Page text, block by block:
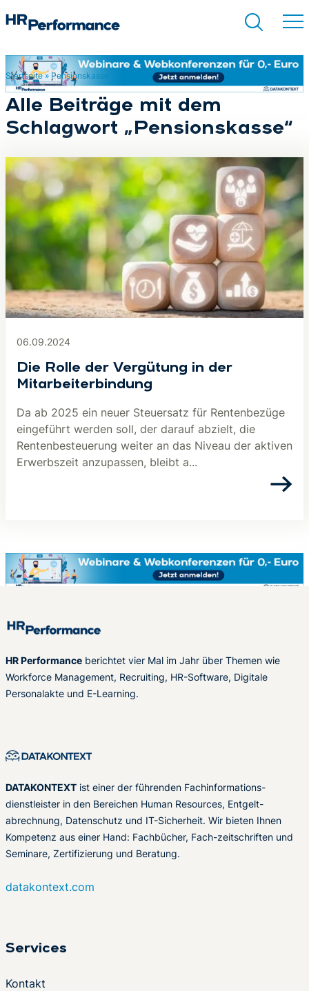
Suchen
Startseite» Pensionskasse
Alle Beiträge mit dem
Schlagwort „Pensionskasse“
06.09.2024
Die Rolle der Vergütung in der
Mitarbeiterbindung
Da ab 2025 ein neuer Steuersatz für Rentenbezüge
eingeführt werden soll, der darauf abzielt, die
Rentenbesteuerung weiter an das Niveau der aktiven
Erwerbszeit anzupassen, bleibt a...
HR Performance berichtet vier Mal im Jahr über Themen wie
Workforce Management, Recruiting, HR-Software, Digitale
Personalakte und E-Learning.
DATAKONTEXT ist einer der führenden Fachinformations-
dienstleister in den Bereichen Human Resources, Entgelt-
abrechnung, Datenschutz und IT-Sicherheit. Wir bieten Ihnen
Kompetenz aus einer Hand: Fachbücher, Fach-zeitschriften und
Seminare, Zertifizierung und Beratung.
datakontext.com
Services
Kontakt